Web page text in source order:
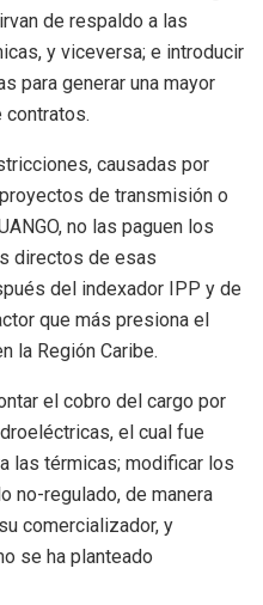
de respaldo a las
y viceversa; e introducir
para generar una mayor
contratos.
causadas por
de transmisión o
no las paguen los
directos de esas
del indexador IPP y de
que más presiona el
la Región Caribe.
el cobro del cargo por
el cual fue
las térmicas; modificar los
no-regulado, de manera
comercializador, y
se ha planteado